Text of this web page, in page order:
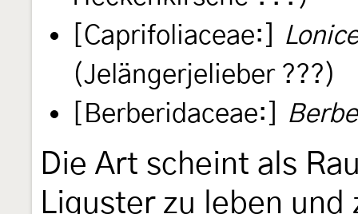
[Caprifoliaceae:]
(Jelängerjelieber ???)
[Berberidaceae:]
Die Art scheint als
Liguster zu leben und